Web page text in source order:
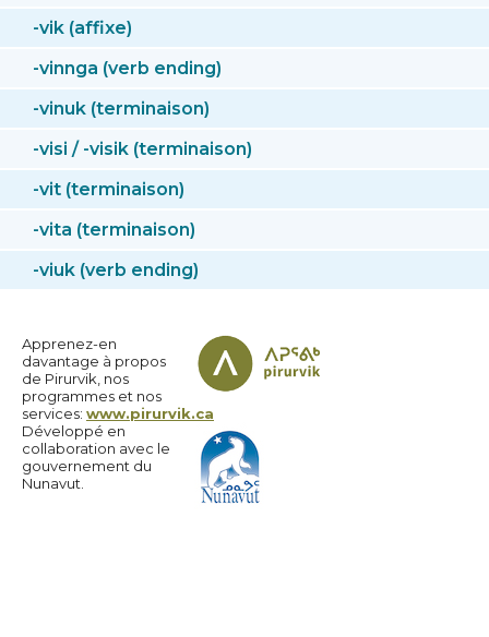
-vik (affixe)
-vinnga (verb ending)
-vinuk (terminaison)
-visi / -visik (terminaison)
-vit (terminaison)
-vita (terminaison)
-viuk (verb ending)
Apprenez-en
davantage à propos
de Pirurvik, nos
programmes et nos
services: www.pirurvik.ca
Développé en
collaboration avec le
gouvernement du
Nunavut.